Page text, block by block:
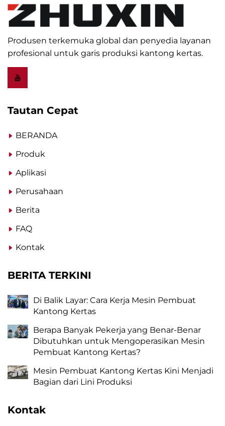
Produsen terkemuka global dan penyedia layanan
profesional untuk garis produksi kantong kertas.
Tautan Cepat
BERANDA
Produk
Aplikasi
Perusahaan
Berita
FAQ
Kontak
BERITA TERKINI
Di Balik Layar: Cara Kerja Mesin Pembuat
Kantong Kertas
Berapa Banyak Pekerja yang Benar-Benar
Dibutuhkan untuk Mengoperasikan Mesin
Pembuat Kantong Kertas?
Mesin Pembuat Kantong Kertas Kini Menjadi
Bagian dari Lini Produksi
Kontak